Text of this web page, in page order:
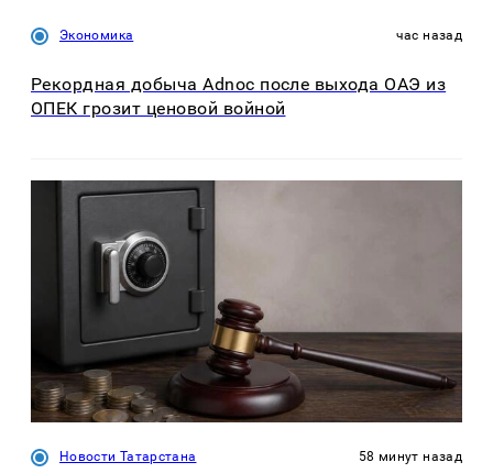
Экономика час назад
Рекордная добыча Adnoc после выхода ОАЭ из
ОПЕК грозит ценовой войной
Новости Татарстана 58 минут назад